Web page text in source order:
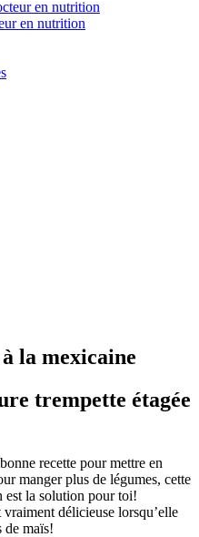
en nutrition
la mexicaine
trempette étagée
recette pour mettre en
manger plus de légumes, cette
est la solution pour toi!
délicieuse lorsqu’elle
de maïs!